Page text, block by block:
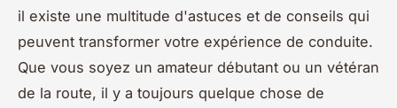
il existe une multitude d'astuces et de conseils qui
peuvent transformer votre expérience de conduite.
Que vous soyez un amateur débutant ou un vétéran
de la route, il y a toujours quelque chose de